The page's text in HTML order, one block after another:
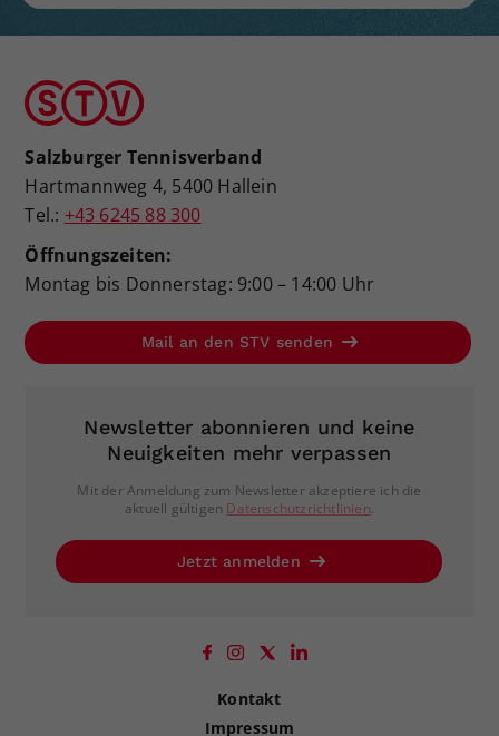
Salzburger Tennisverband
Hartmannweg 4, 5400 Hallein
Tel.: +43 6245 88 300
Öffnungszeiten:
Montag bis Donnerstag: 9:00 – 14:00 Uhr
Mail an den STV senden
Newsletter abonnieren und keine
Neuigkeiten mehr verpassen
Mit der Anmeldung zum Newsletter akzeptiere ich die
aktuell gültigen Datenschutzrichtlinien.
Jetzt anmelden
Kontakt
Impressum